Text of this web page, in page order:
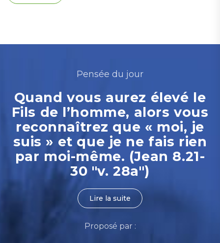
Pensée du jour
Quand vous aurez élevé le
Fils de l’homme, alors vous
reconnaîtrez que « moi, je
suis » et que je ne fais rien
par moi-même. (Jean 8.21-
30 "v. 28a")
Lire la suite
Proposé par :